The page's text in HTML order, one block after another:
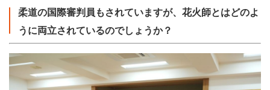
柔道の国際審判員もされていますが、花火師とはどのよ
うに両立されているのでしょうか？